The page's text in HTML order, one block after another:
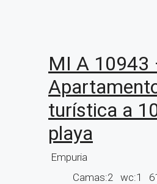
MI A 10943
turística a
playa
Empuria
Camas:2 wc:1